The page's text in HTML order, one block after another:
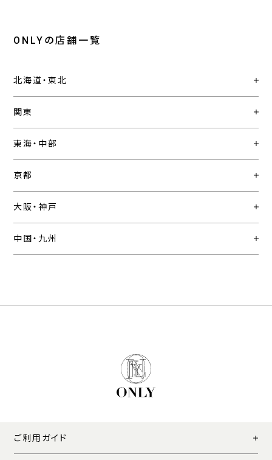
ONLYの店舗一覧
北海道・東北
関東
東海・中部
京都
大阪・神戸
中国・九州
ご利用ガイド